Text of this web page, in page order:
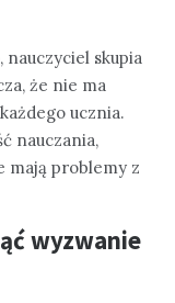
skupia
że nie ma
ucznia.
nauczania,
mają problemy z
wyzwanie